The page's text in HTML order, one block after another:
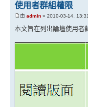
使用者群組權限
由 admin » 2010-03-14, 13:31
本文旨在列出論壇使用者